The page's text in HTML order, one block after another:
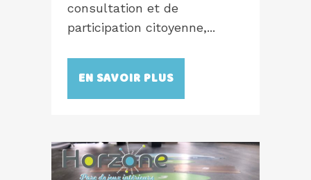
consultation et de
participation citoyenne,...
EN SAVOIR PLUS